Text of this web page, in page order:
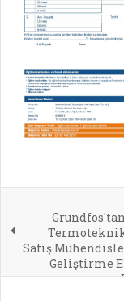
Satış
Geliştirme